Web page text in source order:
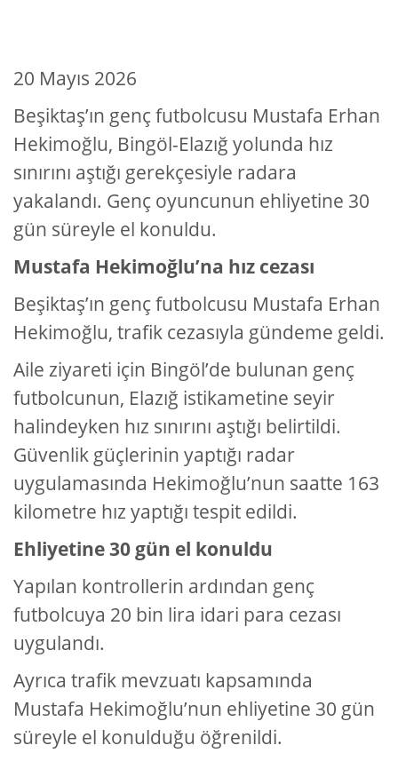
20 Mayıs 2026
Beşiktaş’ın genç futbolcusu Mustafa Erhan
Hekimoğlu, Bingöl-Elazığ yolunda hız
sınırını aştığı gerekçesiyle radara
yakalandı. Genç oyuncunun ehliyetine 30
gün süreyle el konuldu.
Mustafa Hekimoğlu’na hız cezası
Beşiktaş’ın genç futbolcusu Mustafa Erhan
Hekimoğlu, trafik cezasıyla gündeme geldi.
Aile ziyareti için Bingöl’de bulunan genç
futbolcunun, Elazığ istikametine seyir
halindeyken hız sınırını aştığı belirtildi.
Güvenlik güçlerinin yaptığı radar
uygulamasında Hekimoğlu’nun saatte 163
kilometre hız yaptığı tespit edildi.
Ehliyetine 30 gün el konuldu
Yapılan kontrollerin ardından genç
futbolcuya 20 bin lira idari para cezası
uygulandı.
Ayrıca trafik mevzuatı kapsamında
Mustafa Hekimoğlu’nun ehliyetine 30 gün
süreyle el konulduğu öğrenildi.